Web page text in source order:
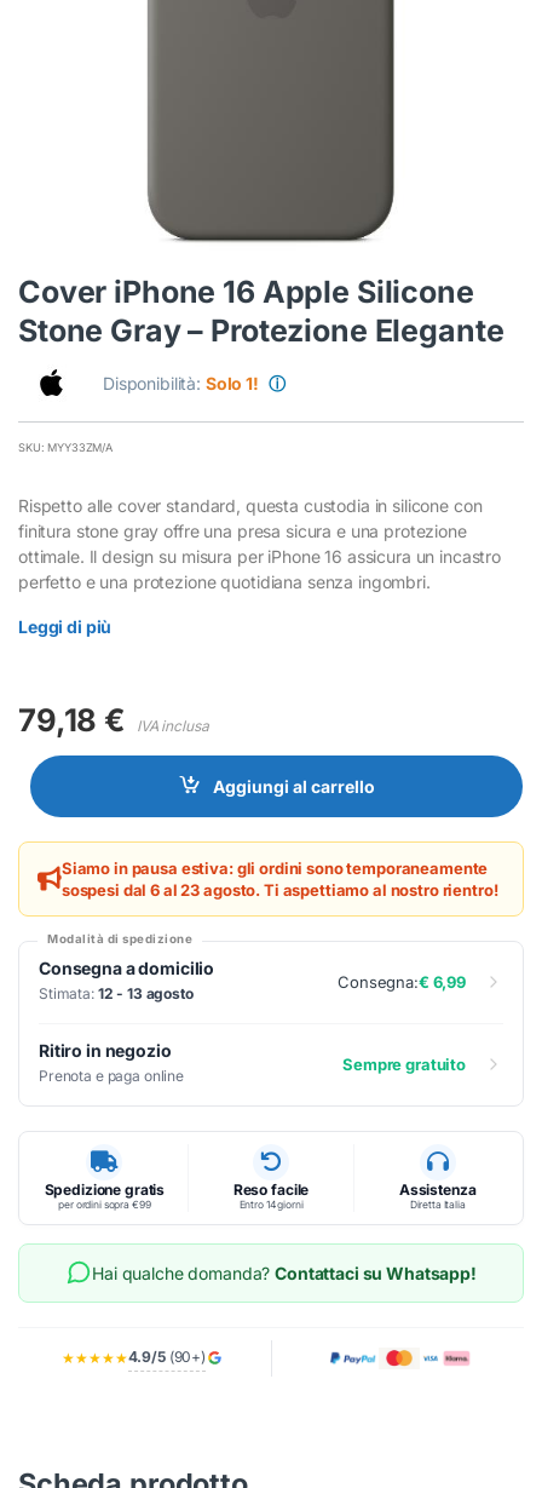
Cover iPhone 16 Apple Silicone
Stone Gray – Protezione Elegante
Disponibilità: Solo 1! ⓘ
SKU: MYY33ZM/A
Rispetto alle cover standard, questa custodia in silicone con
finitura stone gray offre una presa sicura e una protezione
ottimale. Il design su misura per iPhone 16 assicura un incastro
perfetto e una protezione quotidiana senza ingombri.
Leggi di più
79,18 € IVA inclusa
Aggiungi al carrello
Siamo in pausa estiva: gli ordini sono temporaneamente
sospesi dal 6 al 23 agosto. Ti aspettiamo al nostro rientro!
Modalità di spedizione
Consegna a domicilio
Stimata: 12 - 13 agosto
Consegna:€ 6,99
Ritiro in negozio
Prenota e paga online
Sempre gratuito
Spedizione gratis
per ordini sopra €99
Reso facile
Entro 14 giorni
Assistenza
Diretta Italia
Hai qualche domanda?Contattaci su Whatsapp!
★★★★★4.9/5(90+)